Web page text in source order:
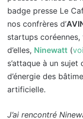
badge presse Le
nos confrères d’
startups coréennes,
d’elles, Ninewatt (
s’attaque à un
d’énergie des
artificielle.
J’ai rencontré